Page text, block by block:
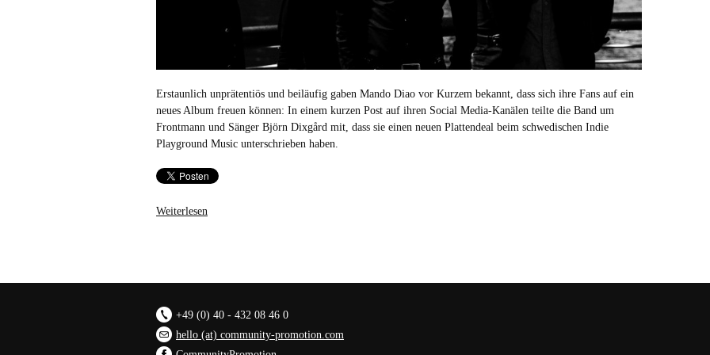
Erstaunlich unprätentiös und beiläufig gaben Mando Diao vor Kurzem bekannt, dass sich ihre Fans auf ein
neues Album freuen können: In einem kurzen Post auf ihren Social Media-Kanälen teilte die Band um
Frontmann und Sänger Björn Dixgård mit, dass sie einen neuen Plattendeal beim schwedischen Indie
Playground Music unterschrieben haben.
Weiterlesen
+49 (0) 40 - 432 08 46 0
hello (at) community-promotion.com